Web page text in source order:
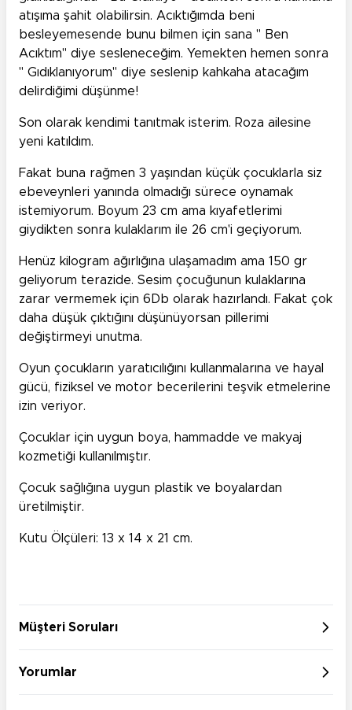
atışıma şahit olabilirsin. Acıktığımda beni
besleyemesende bunu bilmen için sana " Ben
Acıktım" diye sesleneceğim. Yemekten hemen sonra
" Gıdıklanıyorum" diye seslenip kahkaha atacağım
delirdiğimi düşünme!
Son olarak kendimi tanıtmak isterim. Roza ailesine
yeni katıldım.
Fakat buna rağmen 3 yaşından küçük çocuklarla siz
ebeveynleri yanında olmadığı sürece oynamak
istemiyorum. Boyum 23 cm ama kıyafetlerimi
giydikten sonra kulaklarım ile 26 cm'i geçiyorum.
Henüz kilogram ağırlığına ulaşamadım ama 150 gr
geliyorum terazide. Sesim çocuğunun kulaklarına
zarar vermemek için 6Db olarak hazırlandı. Fakat çok
daha düşük çıktığını düşünüyorsan pillerimi
değiştirmeyi unutma.
Oyun çocukların yaratıcılığını kullanmalarına ve hayal
gücü, fiziksel ve motor becerilerini teşvik etmelerine
izin veriyor.
Çocuklar için uygun boya, hammadde ve makyaj
kozmetiği kullanılmıştır.
Çocuk sağlığına uygun plastik ve boyalardan
üretilmiştir.
Kutu Ölçüleri: 13 x 14 x 21 cm.
Müşteri Soruları
Yorumlar